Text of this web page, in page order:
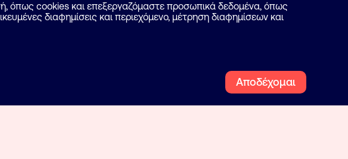
όπως cookies και επεξεργαζόμαστε προσωπικά δεδομένα, όπως
διαφημίσεις και περιεχόμενο, μέτρηση διαφημίσεων και
Αποδέχομαι